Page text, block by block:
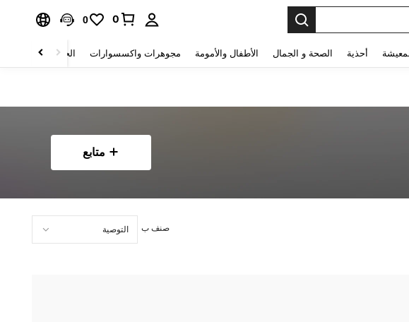
0
0
أحذية الصحة و الجمال الأطفال والأمومة مجوهرات واكسسوارات الحقائب والأمتعة
متابع
صنف ب